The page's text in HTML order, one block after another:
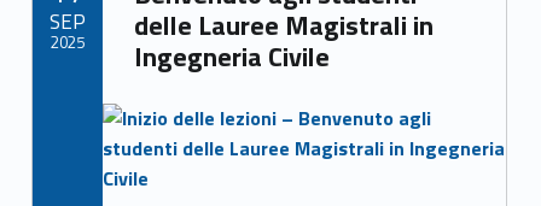
k
delle Lauree Magistrali in
Ingegneria Civile
Link identifier archive #link-archive-thumb-soap-93729
SEP
2025